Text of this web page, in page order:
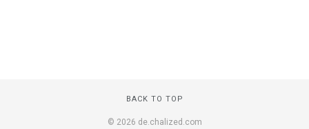
BACK TO TOP
© 2026 de.chalized.com